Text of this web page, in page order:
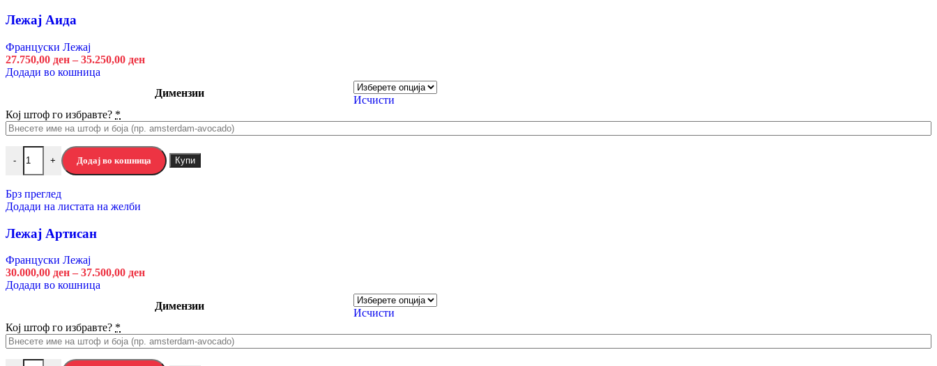
2.570,00ден
Избери опции
Елемент на предсобје АРАН П1 ОГ
Предсобја
Боја
Артисан Храст
Исчисти
- +
9.110,00ден
Избери опции
Брз преглед
Додади на листата на желби
Елемент на предсобје АРАН ЦИВ
Предсобја
Лежај Аида
Француски Лежај
27.750,00 ден – 35.250,00 ден
Додади во кошница
Димензии
Исчисти
Кој штоф го избравте? *
- + Додај во кошница Купи
Брз преглед
Додади на листата на желби
Лежај Артисан
Француски Лежај
30.000,00 ден – 37.500,00 ден
Додади во кошница
Димензии
Исчисти
Кој штоф го избравте? *